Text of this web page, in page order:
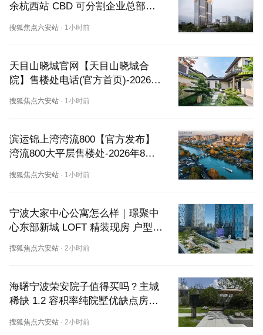
余杭西站 CBD 可分割企业总部独
搜狐焦点六安站 · 1小时前
天目山晓城官网【天目山晓城合
院】售楼处电话(官方首页)-2026楼
新动态-最新看房热线
搜狐焦点六安站 · 1小时前
滨运锦上湾湾流800【官方发布】
湾流800大平层售楼处-2026年8月
评测-楼盘详情
搜狐焦点六安站 · 1小时前
宁波大家中心公寓怎么样｜璟聚中
心东部新城 LOFT 精装现房 户型产
搜狐焦点六安站 · 2小时前
海曙宁波荣安院子值得买吗？主城
稀缺 1.2 容积率纯院墅优缺点房价
搜狐焦点六安站 · 2小时前